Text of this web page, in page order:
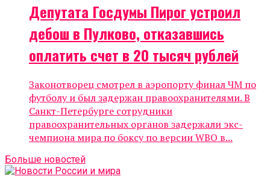
Депутата Госдумы Пирог устроил
дебош в Пулково, отказавшись
оплатить счет в 20 тысяч рублей
Законотворец смотрел в аэропорту финал ЧМ по
футболу и был задержан правоохранителями. В
Санкт-Петербурге сотрудники
правоохранительных органов задержали экс-
чемпиона мира по боксу по версии WBO в...
Больше новостей